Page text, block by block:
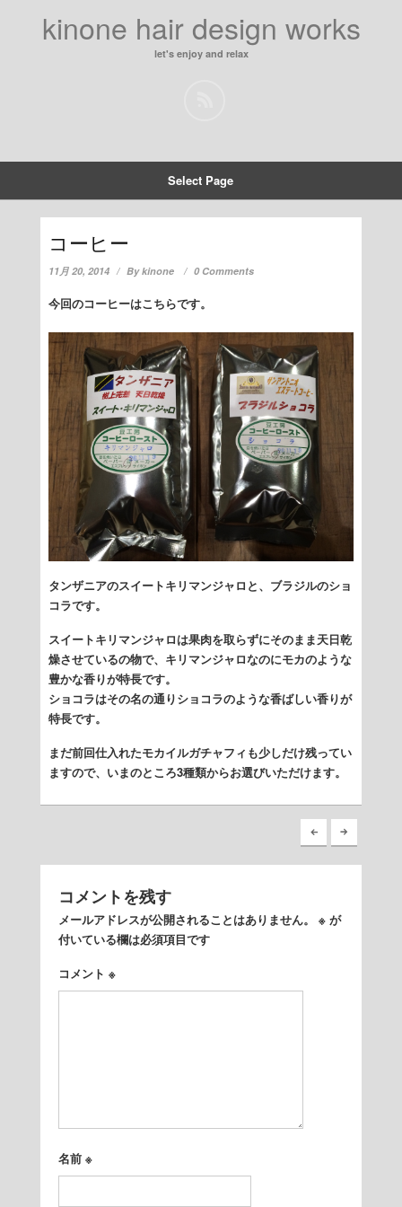
kinone hair design works
let's enjoy and relax
Select Page
コーヒー
11月 20, 2014 Bykinone 0 Comments
今回のコーヒーはこちらです。
タンザニアのスイートキリマンジャロと、ブラジルのショ
コラです。
スイートキリマンジャロは果肉を取らずにそのまま天日乾
燥させているの物で、キリマンジャロなのにモカのような
豊かな香りが特長です。
ショコラはその名の通りショコラのような香ばしい香りが
特長です。
まだ前回仕入れたモカイルガチャフィも少しだけ残ってい
ますので、いまのところ3種類からお選びいただけます。
コメントを残す
メールアドレスが公開されることはありません。 ※が
付いている欄は必須項目です
コメント ※
名前 ※